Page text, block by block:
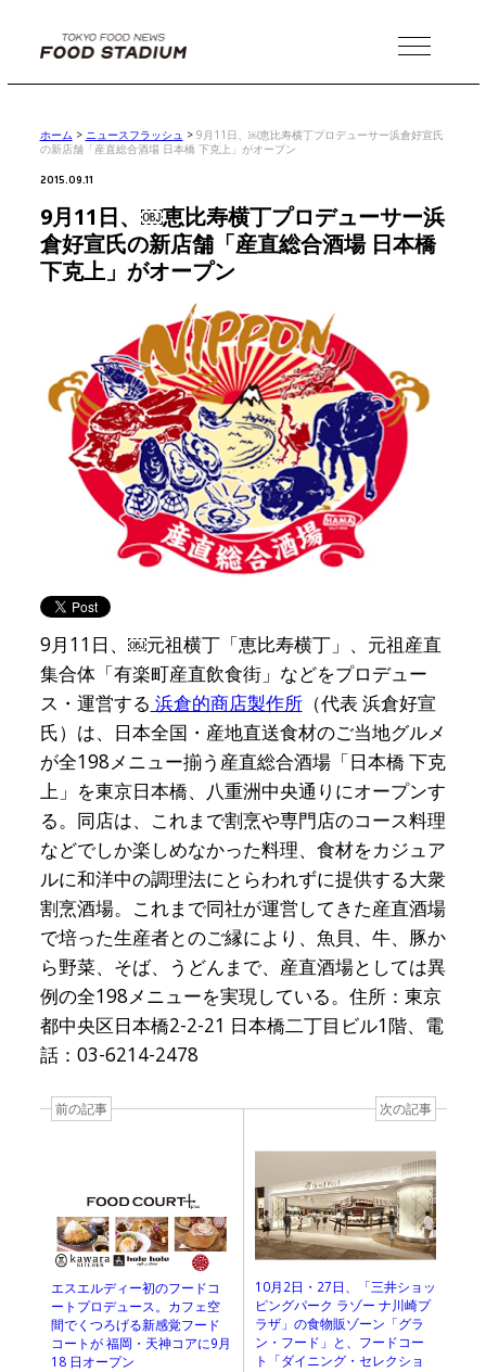
MENU
ホーム > ニュースフラッシュ > 9月11日、￼恵比寿横丁プロデューサー浜倉好宣氏
の新店舗「産直総合酒場 日本橋 下克上」がオープン
2015.09.11
9月11日、￼恵比寿横丁プロデューサー浜
倉好宣氏の新店舗「産直総合酒場 日本橋
下克上」がオープン
9月11日、￼元祖横丁「恵比寿横丁」、元祖産直
集合体「有楽町産直飲食街」などをプロデュー
ス・運営する 浜倉的商店製作所（代表 浜倉好宣
氏）は、日本全国・産地直送食材のご当地グルメ
が全198メニュー揃う産直総合酒場「日本橋 下克
上」を東京日本橋、八重洲中央通りにオープンす
る。同店は、これまで割烹や専門店のコース料理
などでしか楽しめなかった料理、食材をカジュア
ルに和洋中の調理法にとらわれずに提供する大衆
割烹酒場。これまで同社が運営してきた産直酒場
で培った生産者とのご縁により、魚貝、牛、豚か
ら野菜、そば、うどんまで、産直酒場としては異
例の全198メニューを実現している。住所：東京
都中央区日本橋2-2-21 日本橋二丁目ビル1階、電
話：03-6214-2478
前の記事
エスエルディー初のフードコ
ートプロデュース。カフェ空
間でくつろげる新感覚フード
コートが 福岡・天神コアに9月
18 日オープン
次の記事
10月2日・27日、「三井ショッ
ピングパーク ラゾー ナ川崎プ
ラザ」の食物販ゾーン「グラ
ン・フード」と、フードコー
ト「ダイニング・セレクショ